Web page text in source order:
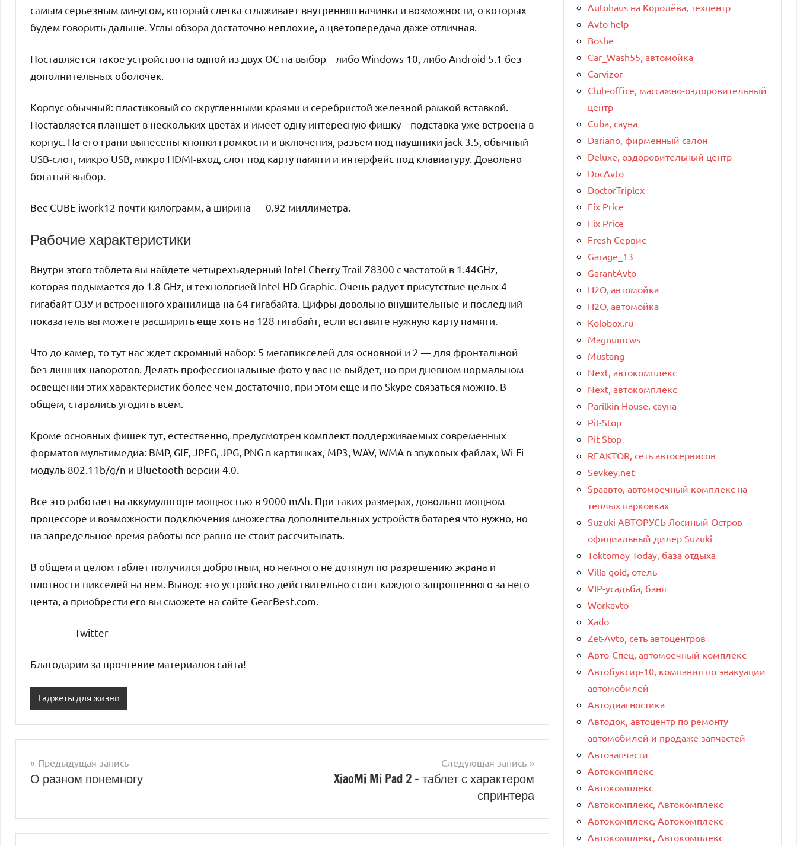
самым серьезным минусом, который слегка сглаживает внутренняя начинка и возможности, о которых
будем говорить дальше. Углы обзора достаточно неплохие, а цветопередача даже отличная.
Поставляется такое устройство на одной из двух ОС на выбор – либо Windows 10, либо Android 5.1 без
дополнительных оболочек.
Корпус обычный: пластиковый со скругленными краями и серебристой железной рамкой вставкой.
Поставляется планшет в нескольких цветах и имеет одну интересную фишку – подставка уже встроена в
корпус. На его грани вынесены кнопки громкости и включения, разъем под наушники jack 3.5, обычный
USB-слот, микро USB, микро HDMI-вход, слот под карту памяти и интерфейс под клавиатуру. Довольно
богатый выбор.
Вес CUBE iwork12 почти килограмм, а ширина — 0.92 миллиметра.
Рабочие характеристики
Внутри этого таблета вы найдете четырехъядерный Intel Cherry Trail Z8300 c частотой в 1.44GHz,
которая подымается до 1.8 GHz, и технологией Intel HD Graphic. Очень радует присутствие целых 4
гигабайт ОЗУ и встроенного хранилища на 64 гигабайта. Цифры довольно внушительные и последний
показатель вы можете расширить еще хоть на 128 гигабайт, если вставите нужную карту памяти.
Что до камер, то тут нас ждет скромный набор: 5 мегапикселей для основной и 2 — для фронтальной
без лишних наворотов. Делать професcиональные фото у вас не выйдет, но при дневном нормальном
освещении этих характеристик более чем достаточно, при этом еще и по Skype связаться можно. В
общем, старались угодить всем.
Кроме основных фишек тут, естественно, предусмотрен комплект поддерживаемых современных
форматов мультимедиа: BMP, GIF, JPEG, JPG, PNG в картинках, MP3, WAV, WMA в звуковых файлах, Wi-Fi
модуль 802.11b/g/n и Bluetooth версии 4.0.
Все это работает на аккумуляторе мощностью в 9000 mAh. При таких размерах, довольно мощном
процессоре и возможности подключения множества дополнительных устройств батарея что нужно, но
на запредельное время работы все равно не стоит рассчитывать.
В общем и целом таблет получился добротным, но немного не дотянул по разрешению экрана и
плотности пикселей на нем. Вывод: это устройство действительно стоит каждого запрошенного за него
цента, а приобрести его вы сможете на сайте GearBest.com.
Twitter
Благодарим за прочтение материалов сайта!
Гаджеты для жизни
Навигация
записям
Предыдущая запись
О разном понемногу
Следующая запись
XiaoMi Mi Pad 2 – таблет с характером
спринтера
Autohaus на Королёва, техцентр
Avto help
Boshe
Car_Wash55, автомойка
Carvizor
Club-office, массажно-оздоровительный
центр
Cuba, сауна
Dariano, фирменный салон
Deluxe, оздоровительный центр
DocAvto
DoctorTriplex
Fix Price
Fix Price
Fresh Сервис
Garage_13
GarantAvto
H2O, автомойка
H2O, автомойка
Kolobox.ru
Magnumcws
Mustang
Next, автокомплекс
Next, автокомплекс
Parilkin House, сауна
Pit-Stop
Pit-Stop
REAKTOR, сеть автосервисов
Sevkey.net
Spaавто, автомоечный комплекс на
теплых парковках
Suzuki АВТОРУСЬ Лосиный Остров —
официальный дилер Suzuki
Toktomoy Today, база отдыха
Villa gold, отель
VIP-усадьба, баня
Workavto
Xado
Zet-Avto, сеть автоцентров
Авто-Спец, автомоечный комплекс
Автобуксир-10, компания по эвакуации
автомобилей
Автодиагностика
Автодок, автоцентр по ремонту
автомобилей и продаже запчастей
Автозапчасти
Автокомплекс
Автокомплекс
Автокомплекс, Автокомплекс
Автокомплекс, Автокомплекс
Автокомплекс, Автокомплекс